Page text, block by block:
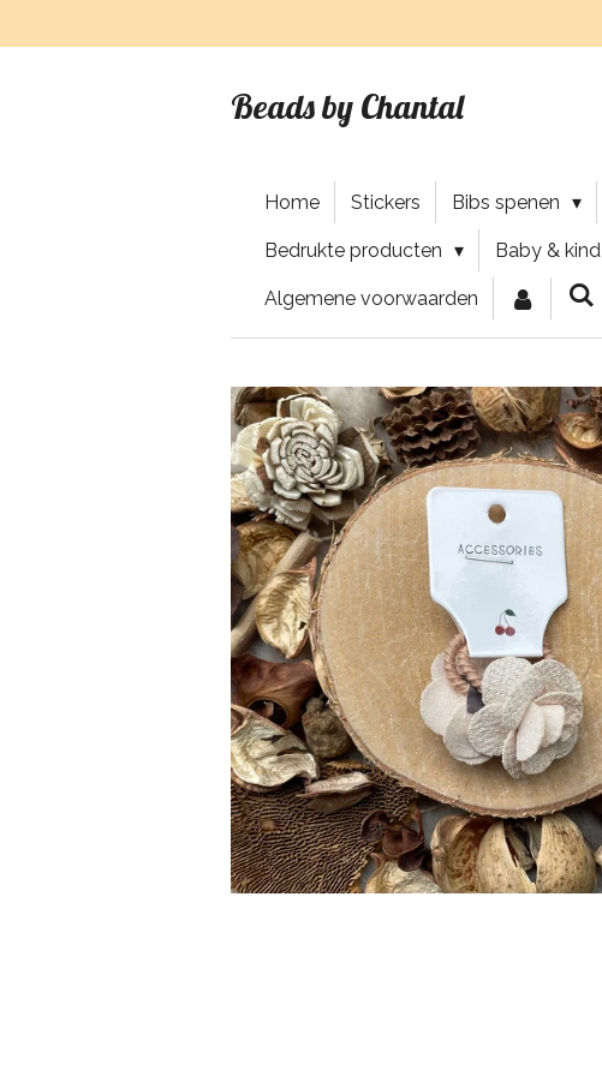
direct
Beads by Chantal
Home Stickers Bibs spenen
Bedrukte producten Baby & kind
Algemene voorwaarden